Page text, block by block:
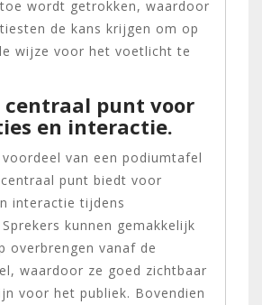
wordt getrokken, waardoor
de kans krijgen om op
wijze voor het voetlicht te
centraal punt voor
en interactie.
van een podiumtafel
punt biedt voor
interactie tijdens
kunnen gemakkelijk
overbrengen vanaf de
waardoor ze goed zichtbaar
voor het publiek. Bovendien